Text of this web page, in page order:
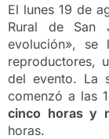
El lunes 19 de
Rural de San
evolución», se
reproductores,
del evento. La
comenzó a las
cinco horas y
horas.